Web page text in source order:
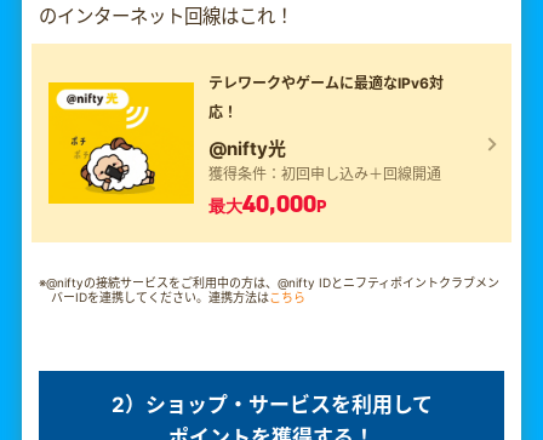
のインターネット回線はこれ！
テレワークやゲームに最適なIPv6対
応！
@nifty光
獲得条件：初回申し込み＋回線開通
最大40,000P
※@niftyの接続サービスをご利用中の方は、@nifty IDとニフティポイントクラブメン
バーIDを連携してください。連携方法はこちら
2）ショップ・サービスを利用して